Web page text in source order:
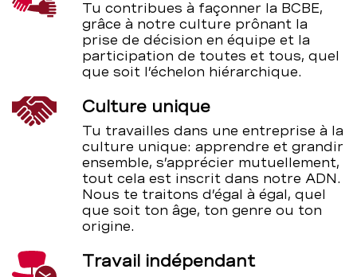
Tu contribues à façonner la BCBE,
grâce à notre culture prônant la
prise de décision en équipe et la
participation de toutes et tous, quel
que soit l’échelon hiérarchique.
Culture unique
Tu travailles dans une entreprise à la
culture unique: apprendre et grandir
ensemble, s’apprécier mutuellement,
tout cela est inscrit dans notre ADN.
Nous te traitons d’égal à égal, quel
que soit ton âge, ton genre ou ton
origine.
Travail indépendant